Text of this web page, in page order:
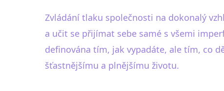
Zvládání tlaku společnosti na dokonalý
a učit se přijímat sebe samé s všemi
definována tím, jak vypadáte, ale tím, co
šťastnějšímu a plnějšímu životu.